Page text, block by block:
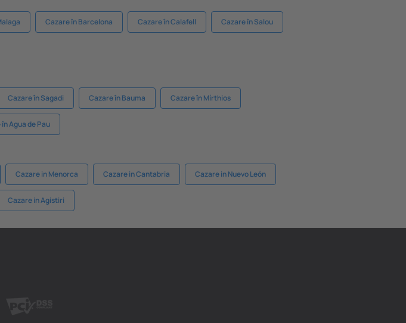
Cazare în Barcelona Cazare în Calafell Cazare în Salou
Cazare în Sagadi Cazare în Bauma Cazare în Mírthios
Agua de Pau
Cazare in Menorca Cazare in Cantabria Cazare in Nuevo León
Cazare in Agistiri